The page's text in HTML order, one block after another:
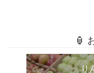
🏮
り